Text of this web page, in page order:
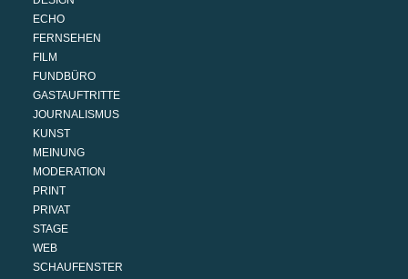
ECHO
FERNSEHEN
FILM
FUNDBÜRO
GASTAUFTRITTE
JOURNALISMUS
KUNST
MEINUNG
MODERATION
PRINT
PRIVAT
STAGE
WEB
SCHAUFENSTER